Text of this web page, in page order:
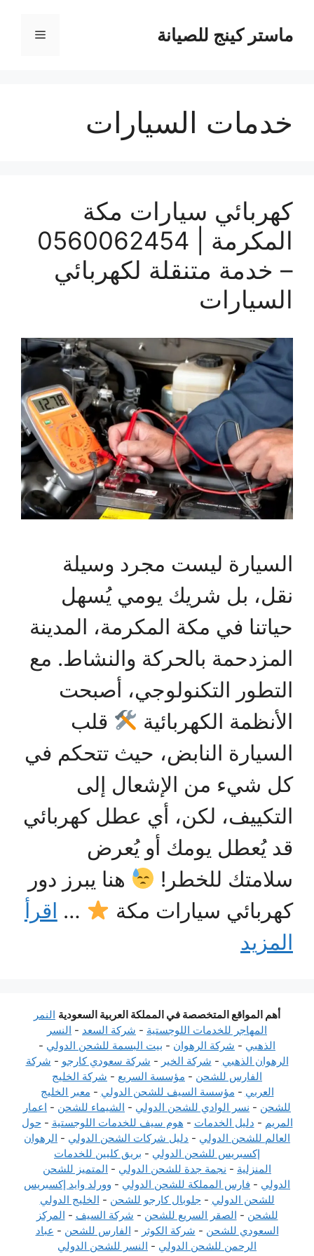
المحتوىماستر كينج للصيانة القائمة
خدمات السيارات
كهربائي سيارات مكة
المكرمة | 0560062454
– خدمة متنقلة لكهربائي
السيارات
السيارة ليست مجرد وسيلة
نقل، بل شريك يومي يُسهل
حياتنا في مكة المكرمة، المدينة
المزدحمة بالحركة والنشاط. مع
التطور التكنولوجي، أصبحت
الأنظمة الكهربائية
قلب
السيارة النابض، حيث تتحكم في
كل شيء من الإشعال إلى
التكييف، لكن، أي عطل كهربائي
قد يُعطل يومك أو يُعرض
سلامتك للخطر!
هنا يبرز دور
كهربائي سيارات مكة
… اقرأ
المزيد
أهم المواقع المتخصصة في المملكة العربية السعودية النمر
المهاجر للخدمات اللوجستية - شركة السعد - النسر
الذهبي - شركة الرهوان - بيت البسمة للشحن الدولي -
الرهوان الذهبي - شركة الخير - شركة سعودي كارجو - شركة
الفارس للشحن - مؤسسة السريع - شركة الخليج
العربي - مؤسسة السيف للشحن الدولي - معبر الخليج
للشحن - نسر الوادي للشحن الدولي - الشيماء للشحن - اعمار
المريم - دليل الخدمات - هوم سيف للخدمات اللوجستية -حول
العالم للشحن الدولي - دليل شركات الشحن الدولي - الرهوان
إكسبريس للشحن الدولي - بريق كليين للخدمات
المنزلية - نجمة جدة للشحن الدولي - المتميز للشحن
الدولي - فارس المملكة للشحن الدولي - وورلد وايد إكسبريس
للشحن الدولي -جلوبال كارجو للشحن - الخليج الدولي
للشحن - الصقر السريع للشحن - شركة السيف - المركز
السعودي للشحن - شركة الكوثر - الفارس للشحن - عباد
الرحمن للشحن الدولي - النسر للشحن الدولي